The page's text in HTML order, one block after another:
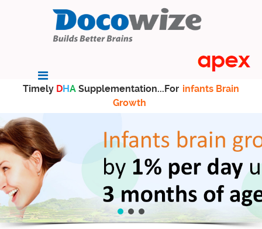
Timely DHA Supplementation...For infants Brain
Growth